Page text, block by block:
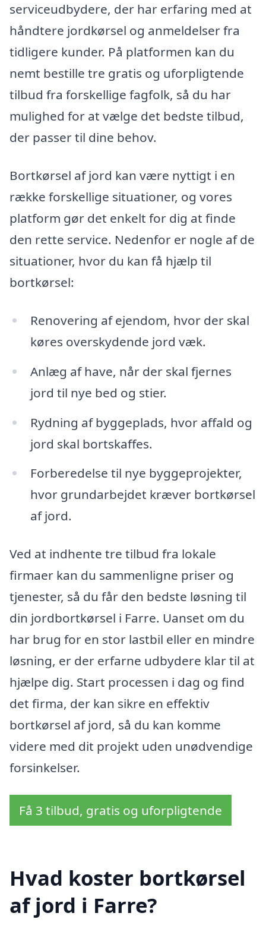
serviceudbydere, der har erfaring med at
håndtere jordkørsel og anmeldelser fra
tidligere kunder. På platformen kan du
nemt bestille tre gratis og uforpligtende
tilbud fra forskellige fagfolk, så du har
mulighed for at vælge det bedste tilbud,
der passer til dine behov.
Bortkørsel af jord kan være nyttigt i en
række forskellige situationer, og vores
platform gør det enkelt for dig at finde
den rette service. Nedenfor er nogle af de
situationer, hvor du kan få hjælp til
bortkørsel:
Renovering af ejendom, hvor der skal
køres overskydende jord væk.
Anlæg af have, når der skal fjernes
jord til nye bed og stier.
Rydning af byggeplads, hvor affald og
jord skal bortskaffes.
Forberedelse til nye byggeprojekter,
hvor grundarbejdet kræver bortkørsel
af jord.
Ved at indhente tre tilbud fra lokale
firmaer kan du sammenligne priser og
tjenester, så du får den bedste løsning til
din jordbortkørsel i Farre. Uanset om du
har brug for en stor lastbil eller en mindre
løsning, er der erfarne udbydere klar til at
hjælpe dig. Start processen i dag og find
det firma, der kan sikre en effektiv
bortkørsel af jord, så du kan komme
videre med dit projekt uden unødvendige
forsinkelser.
Få 3 tilbud, gratis og uforpligtende
Hvad koster bortkørsel
af jord i Farre?